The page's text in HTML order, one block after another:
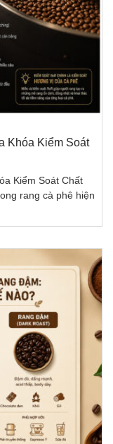
Khóa Kiểm Soát
Kiểm Soát Chất
rang cà phê hiện